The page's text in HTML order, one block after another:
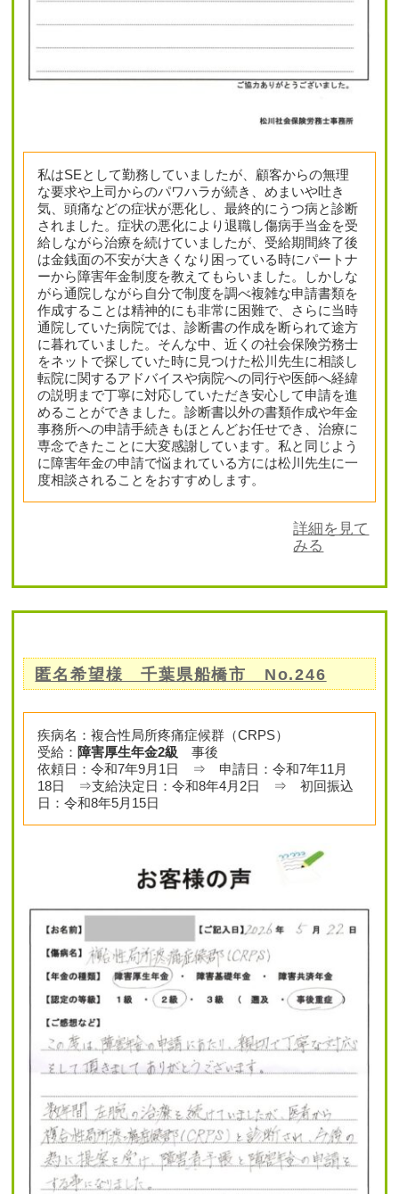
私はSEとして勤務していましたが、顧客からの無理
な要求や上司からのパワハラが続き、めまいや吐き
気、頭痛などの症状が悪化し、最終的にうつ病と診断
されました。症状の悪化により退職し傷病手当金を受
給しながら治療を続けていましたが、受給期間終了後
は金銭面の不安が大きくなり困っている時にパートナ
ーから障害年金制度を教えてもらいました。しかしな
がら通院しながら自分で制度を調べ複雑な申請書類を
作成することは精神的にも非常に困難で、さらに当時
通院していた病院では、診断書の作成を断られて途方
に暮れていました。そんな中、近くの社会保険労務士
をネットで探していた時に見つけた松川先生に相談し
転院に関するアドバイスや病院への同行や医師へ経緯
の説明まで丁寧に対応していただき安心して申請を進
めることができました。診断書以外の書類作成や年金
事務所への申請手続きもほとんどお任せでき、治療に
専念できたことに大変感謝しています。私と同じよう
に障害年金の申請で悩まれている方には松川先生に一
度相談されることをおすすめします。
詳細を見て
みる
匿名希望様 千葉県船橋市 No.246
疾病名：複合性局所疼痛症候群（CRPS）
受給： 障害厚生年金2級 事後
依頼日：令和7年9月1日 ⇒ 申請日：令和7年11月
18日 ⇒支給決定日：令和8年4月2日 ⇒ 初回振込
日：令和8年5月15日